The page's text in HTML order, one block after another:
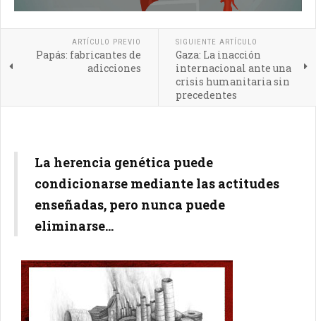
ARTÍCULO PREVIO
Papás: fabricantes de
adicciones
SIGUIENTE ARTÍCULO
Gaza: La inacción
internacional ante una
crisis humanitaria sin
precedentes
La herencia genética puede
condicionarse mediante las actitudes
enseñadas, pero nunca puede
eliminarse...